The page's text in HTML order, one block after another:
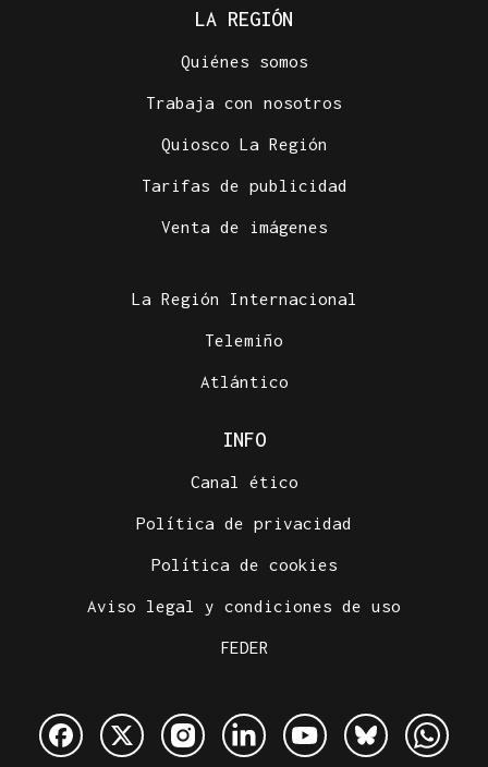
LA REGIÓN
Quiénes somos
Trabaja con nosotros
Quiosco La Región
Tarifas de publicidad
Venta de imágenes
La Región Internacional
Telemiño
Atlántico
INFO
Canal ético
Política de privacidad
Política de cookies
Aviso legal y condiciones de uso
FEDER